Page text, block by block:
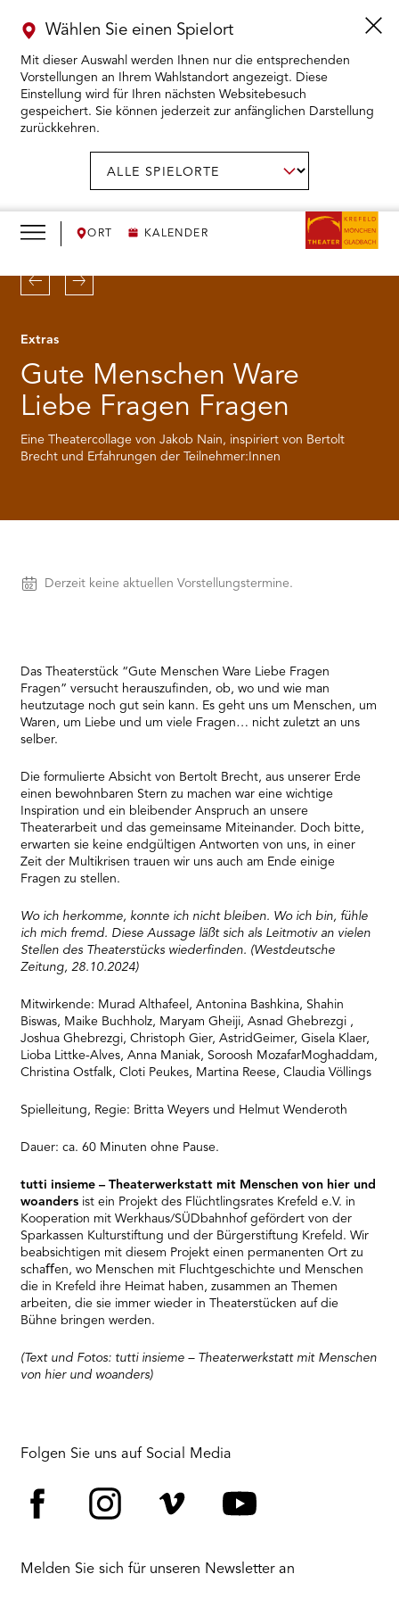
ORT KALENDER
Wählen Sie einen Spielort
Mit dieser Auswahl werden Ihnen nur die entsprechenden
Vorstellungen an Ihrem Wahlstandort angezeigt. Diese
Einstellung wird für Ihren nächsten Websitebesuch
gespeichert. Sie können jederzeit zur anfänglichen Darstellung
zurückkehren.
KARTENKAUF ÖFFNEN
WIR ÖFFNEN
DAS THEATER ÖFFNEN
THEATERPÄDAGOGIK ÖFFNEN
BESUCH ÖFFNEN
Extras
Gute Menschen Ware
Liebe Fragen Fragen
Eine Theatercollage von Jakob Nain, inspiriert von Bertolt
Brecht und Erfahrungen der Teilnehmer:Innen
Zurück Weiter
Vorstellungen
Derzeit keine aktuellen Vorstellungstermine.
Das Theaterstück “Gute Menschen Ware Liebe Fragen
Fragen” versucht herauszufinden, ob, wo und wie man
heutzutage noch gut sein kann. Es geht uns um Menschen, um
Waren, um Liebe und um viele Fragen… nicht zuletzt an uns
selber.
Die formulierte Absicht von Bertolt Brecht, aus unserer Erde
einen bewohnbaren Stern zu machen war eine wichtige
Inspiration und ein bleibender Anspruch an unsere
Theaterarbeit und das gemeinsame Miteinander. Doch bitte,
erwarten sie keine endgültigen Antworten von uns, in einer
Zeit der Multikrisen trauen wir uns auch am Ende einige
Fragen zu stellen.
Wo ich herkomme, konnte ich nicht bleiben. Wo ich bin, fühle
ich mich fremd. Diese Aussage läßt sich als Leitmotiv an vielen
Stellen des Theaterstücks wiederfinden. (Westdeutsche
Zeitung, 28.10.2024)
Mitwirkende: Murad Althafeel, Antonina Bashkina, Shahin
Biswas, Maike Buchholz, Maryam Gheiji, Asnad Ghebrezgi ,
Joshua Ghebrezgi, Christoph Gier, AstridGeimer, Gisela Klaer,
Lioba Littke-Alves, Anna Maniak, Soroosh MozafarMoghaddam,
Christina Ostfalk, Cloti Peukes, Martina Reese, Claudia Völlings
Spielleitung, Regie: Britta Weyers und Helmut Wenderoth
Dauer: ca. 60 Minuten ohne Pause.
tutti insieme – Theaterwerkstatt mit Menschen von hier und
woanders ist ein Projekt des Flüchtlingsrates Krefeld e.V. in
Kooperation mit Werkhaus/SÜDbahnhof gefördert von der
Sparkassen Kulturstiftung und der Bürgerstiftung Krefeld. Wir
beabsichtigen mit diesem Projekt einen permanenten Ort zu
schaﬀen, wo Menschen mit Fluchtgeschichte und Menschen
die in Krefeld ihre Heimat haben, zusammen an Themen
arbeiten, die sie immer wieder in Theaterstücken auf die
Bühne bringen werden.
(Text und Fotos: tutti insieme – Theaterwerkstatt mit Menschen
von hier und woanders)
Folgen Sie uns auf Social Media
Melden Sie sich für unseren Newsletter an